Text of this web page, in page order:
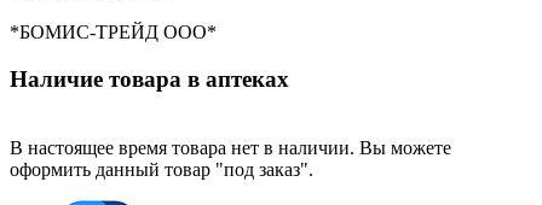
*БОМИС-ТРЕЙД ООО*
Наличие товара в аптеках
В настоящее время товара нет в наличии. Вы можете
оформить данный товар "под заказ".